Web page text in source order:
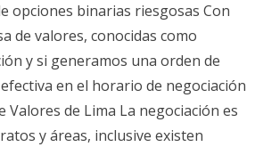
opciones binarias riesgosas Con
de valores, conocidas como
y si generamos una orden de
en el horario de negociación
de Lima La negociación es
y áreas, inclusive existen